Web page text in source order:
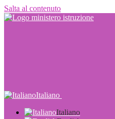
Salta al contenuto
Italiano
Italiano